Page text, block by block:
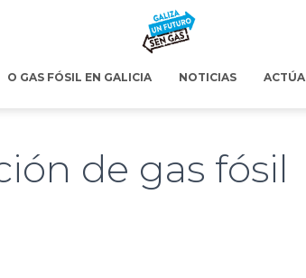
O GAS FÓSIL EN GALICIA NOTICIAS ACTÚA
de gas fósil